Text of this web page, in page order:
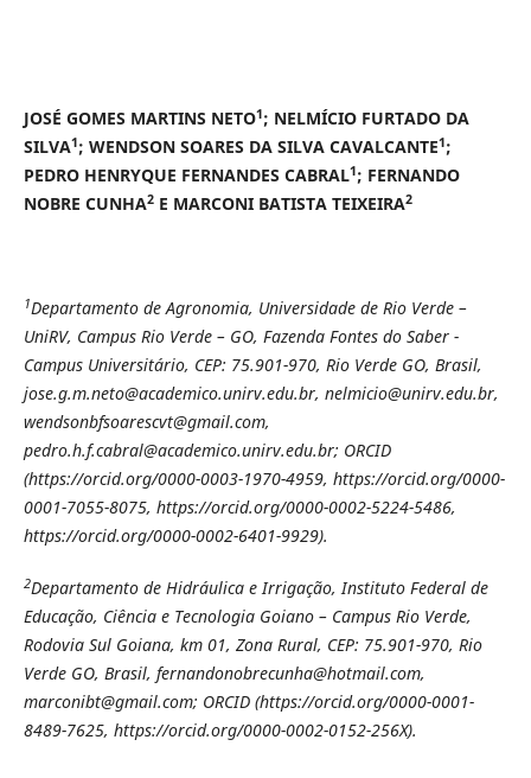
JOSÉ GOMES MARTINS NETO1; NELMÍCIO FURTADO DA
SILVA1; WENDSON SOARES DA SILVA CAVALCANTE1;
PEDRO HENRYQUE FERNANDES CABRAL1; FERNANDO
NOBRE CUNHA2E MARCONI BATISTA TEIXEIRA2
1Departamento de Agronomia, Universidade de Rio Verde –
UniRV, Campus Rio Verde – GO, Fazenda Fontes do Saber -
Campus Universitário, CEP: 75.901-970, Rio Verde GO, Brasil,
jose.g.m.neto@academico.unirv.edu.br, nelmicio@unirv.edu.br,
wendsonbfsoarescvt@gmail.com,
pedro.h.f.cabral@academico.unirv.edu.br; ORCID
(https://orcid.org/0000-0003-1970-4959, https://orcid.org/0000-
0001-7055-8075, https://orcid.org/0000-0002-5224-5486,
https://orcid.org/0000-0002-6401-9929).
2Departamento de Hidráulica e Irrigação, Instituto Federal de
Educação, Ciência e Tecnologia Goiano – Campus Rio Verde,
Rodovia Sul Goiana, km 01, Zona Rural, CEP: 75.901-970, Rio
Verde GO, Brasil, fernandonobrecunha@hotmail.com,
marconibt@gmail.com; ORCID (https://orcid.org/0000-0001-
8489-7625, https://orcid.org/0000-0002-0152-256X).